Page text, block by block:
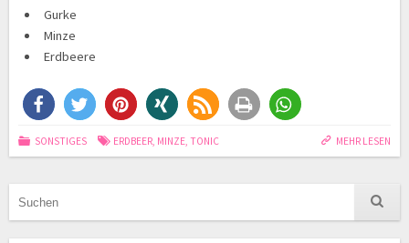
Gurke
Minze
Erdbeere
MEHR LESEN
SONSTIGES ERDBEER, MINZE,TONIC